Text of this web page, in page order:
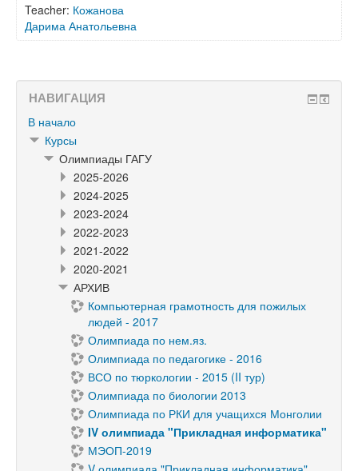
Teacher: Кожанова
Дарима Анатольевна
НАВИГАЦИЯ
В начало
Курсы
Олимпиады ГАГУ
2025-2026
2024-2025
2023-2024
2022-2023
2021-2022
2020-2021
АРХИВ
Компьютерная грамотность для пожилых
людей - 2017
Олимпиада по нем.яз.
Олимпиада по педагогике - 2016
ВСО по тюркологии - 2015 (II тур)
Олимпиада по биологии 2013
Олимпиада по РКИ для учащихся Монголии
IV олимпиада "Прикладная информатика"
МЭОП-2019